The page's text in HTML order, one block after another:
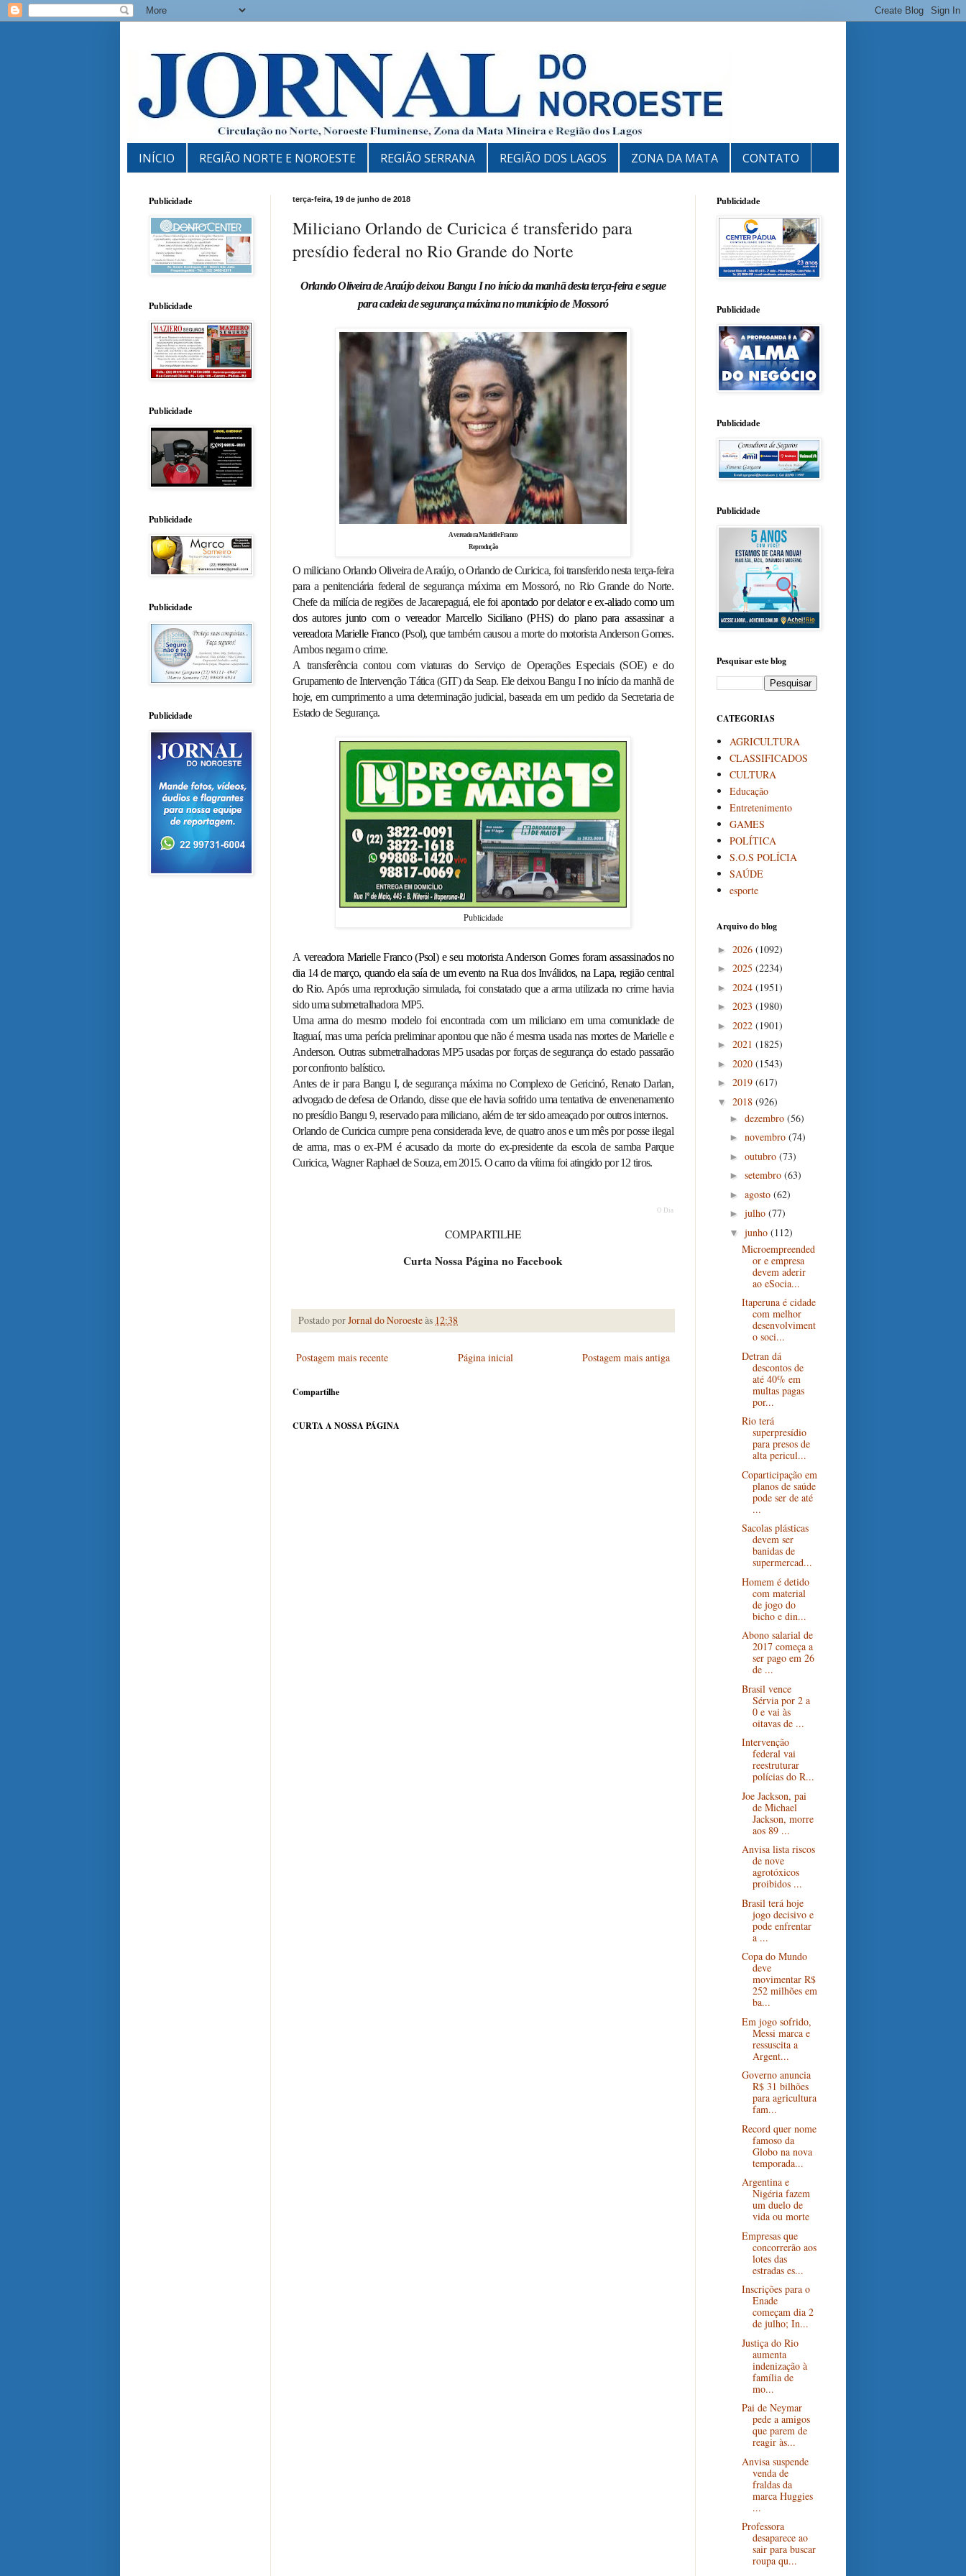
INÍCIO REGIÃO NORTE E NOROESTE REGIÃO SERRANA REGIÃO DOS LAGOS ZONA DA MATA CONTATO
terça-feira, 19 de junho de 2018
Miliciano Orlando de Curicica é transferido para
presídio federal no Rio Grande do Norte
Orlando Oliveira de Araújo deixou Bangu I no início da manhã desta terça-feira e segue
para cadeia de segurança máxima no município de Mossoró
A vereadora Marielle Franco
Reprodução
O miliciano Orlando Oliveira de Araújo, o Orlando de Curicica, foi transferido nesta terça-feira
para a penitenciária federal de segurança máxima em Mossoró, no Rio Grande do Norte.
Chefe da milícia de regiões de Jacarepaguá, ele foi apontado por delator e ex-aliado como um
dos autores junto com o vereador Marcello Siciliano (PHS) do plano para assassinar a
vereadora Marielle Franco (Psol), que também causou a morte do motorista Anderson Gomes.
Ambos negam o crime.
A transferência contou com viaturas do Serviço de Operações Especiais (SOE) e do
Grupamento de Intervenção Tática (GIT) da Seap. Ele deixou Bangu I no início da manhã de
hoje, em cumprimento a uma determinação judicial, baseada em um pedido da Secretaria de
Estado de Segurança.
Publicidade
A vereadora Marielle Franco (Psol) e seu motorista Anderson Gomes foram assassinados no
dia 14 de março, quando ela saía de um evento na Rua dos Inválidos, na Lapa, região central
do Rio. Após uma reprodução simulada, foi constatado que a arma utilizada no crime havia
sido uma submetralhadora MP5.
Uma arma do mesmo modelo foi encontrada com um miliciano em uma comunidade de
Itaguaí, mas uma perícia preliminar apontou que não é mesma usada nas mortes de Marielle e
Anderson. Outras submetralhadoras MP5 usadas por forças de segurança do estado passarão
por confronto balístico.
Antes de ir para Bangu I, de segurança máxima no Complexo de Gericinó, Renato Darlan,
advogado de defesa de Orlando, disse que ele havia sofrido uma tentativa de envenenamento
no presídio Bangu 9, reservado para miliciano, além de ter sido ameaçado por outros internos.
Orlando de Curicica cumpre pena considerada leve, de quatro anos e um mês por posse ilegal
de arma, mas o ex-PM é acusado da morte do ex-presidente da escola de samba Parque
Curicica, Wagner Raphael de Souza, em 2015. O carro da vítima foi atingido por 12 tiros.
O Dia
COMPARTILHE
Curta Nossa Página no Facebook
Postado porJornal do Noroesteàs 12:38
Postagem mais recente Postagem mais antiga
Página inicial
Compartilhe
CURTA A NOSSA PÁGINA
Publicidade
Publicidade
Publicidade
Publicidade
Publicidade
Publicidade
Publicidade
Publicidade
Publicidade
Publicidade
Pesquisar este blog
CATEGORIAS
AGRICULTURA
CLASSIFICADOS
CULTURA
Educação
Entretenimento
GAMES
POLÍTICA
S.O.S POLÍCIA
SAÚDE
esporte
Arquivo do blog
► 2026 (1092)
► 2025 (2234)
► 2024 (1951)
► 2023 (1980)
► 2022 (1901)
► 2021 (1825)
► 2020 (1543)
► 2019 (617)
▼ 2018 (926)
► dezembro (56)
► novembro (74)
► outubro (73)
► setembro (63)
► agosto (62)
► julho (77)
▼ junho (112)
Microempreended
or e empresa
devem aderir
ao eSocia...
Itaperuna é cidade
com melhor
desenvolviment
o soci...
Detran dá
descontos de
até 40% em
multas pagas
por...
Rio terá
superpresídio
para presos de
alta pericul...
Coparticipação em
planos de saúde
pode ser de até
...
Sacolas plásticas
devem ser
banidas de
supermercad...
Homem é detido
com material
de jogo do
bicho e din...
Abono salarial de
2017 começa a
ser pago em 26
de ...
Brasil vence
Sérvia por 2 a
0 e vai às
oitavas de ...
Intervenção
federal vai
reestruturar
polícias do R...
Joe Jackson, pai
de Michael
Jackson, morre
aos 89 ...
Anvisa lista riscos
de nove
agrotóxicos
proibidos ...
Brasil terá hoje
jogo decisivo e
pode enfrentar
a ...
Copa do Mundo
deve
movimentar R$
252 milhões em
ba...
Em jogo sofrido,
Messi marca e
ressuscita a
Argent...
Governo anuncia
R$ 31 bilhões
para agricultura
fam...
Record quer nome
famoso da
Globo na nova
temporada...
Argentina e
Nigéria fazem
um duelo de
vida ou morte
Empresas que
concorrerão aos
lotes das
estradas es...
Inscrições para o
Enade
começam dia 2
de julho; In...
Justiça do Rio
aumenta
indenização à
família de
mo...
Pai de Neymar
pede a amigos
que parem de
reagir às...
Anvisa suspende
venda de
fraldas da
marca Huggies
...
Professora
desaparece ao
sair para buscar
roupa qu...